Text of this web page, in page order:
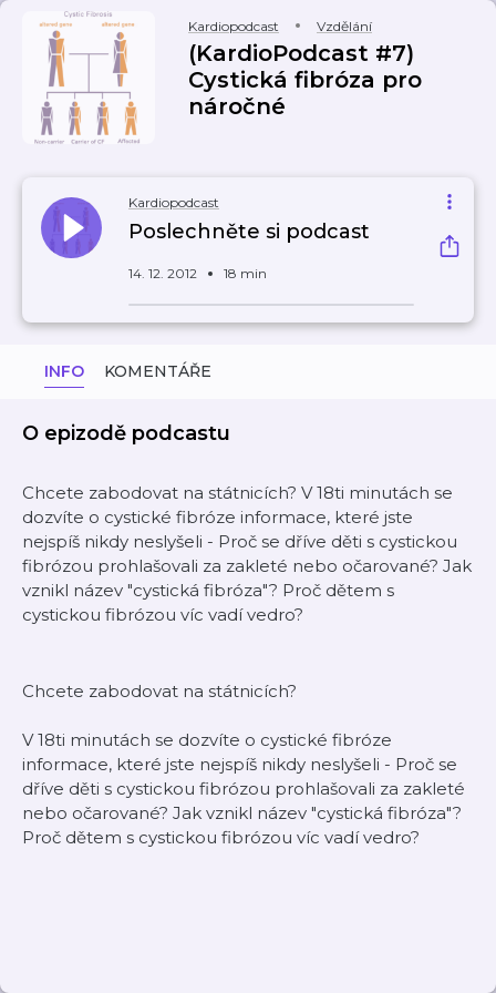
Kardiopodcast Vzdělání
(KardioPodcast #7)
Cystická fibróza pro
náročné
Kardiopodcast
Poslechněte si podcast
14. 12. 2012 18 min
INFO KOMENTÁŘE
O epizodě podcastu
Chcete zabodovat na státnicích? V 18ti minutách se
dozvíte o cystické fibróze informace, které jste
nejspíš nikdy neslyšeli - Proč se dříve děti s cystickou
fibrózou prohlašovali za zakleté nebo očarované? Jak
vznikl název "cystická fibróza"? Proč dětem s
cystickou fibrózou víc vadí vedro?
Chcete zabodovat na státnicích?
V 18ti minutách se dozvíte o cystické fibróze
informace, které jste nejspíš nikdy neslyšeli - Proč se
dříve děti s cystickou fibrózou prohlašovali za zakleté
nebo očarované? Jak vznikl název "cystická fibróza"?
Proč dětem s cystickou fibrózou víc vadí vedro?